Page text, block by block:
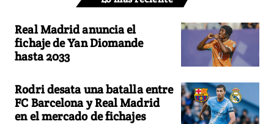
Real Madrid anuncia el
fichaje de Yan Diomande
hasta 2033
Rodri desata una batalla entre
FC Barcelona y Real Madrid
en el mercado de fichajes